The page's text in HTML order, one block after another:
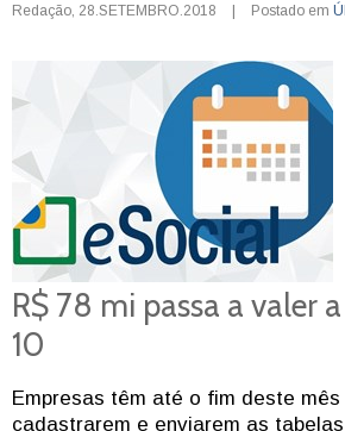
Redação 28.SETEMBRO.2018 | Postado em
R$ 78 mi passa a valer
10
Empresas têm até o fim deste mês
cadastrarem e enviarem as